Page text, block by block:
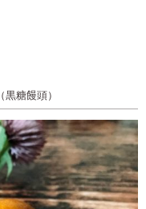
（黒糖饅頭）